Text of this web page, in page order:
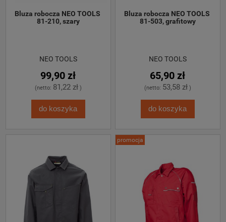
Bluza robocza NEO TOOLS
81-210, szary
NEO TOOLS
99,90 zł
(netto: 81,22 zł)
do koszyka
Bluza robocza NEO TOOLS
81-503, grafitowy
NEO TOOLS
65,90 zł
(netto: 53,58 zł)
do koszyka
promocja